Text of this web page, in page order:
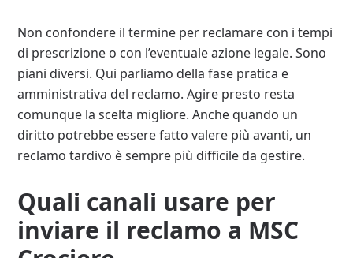
Non confondere il termine per reclamare con i tempi
di prescrizione o con l’eventuale azione legale. Sono
piani diversi. Qui parliamo della fase pratica e
amministrativa del reclamo. Agire presto resta
comunque la scelta migliore. Anche quando un
diritto potrebbe essere fatto valere più avanti, un
reclamo tardivo è sempre più difficile da gestire.
Quali canali usare per
inviare il reclamo a MSC